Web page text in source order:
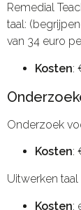
Remedial
taal:
van 34 euro
Kosten:
Onderzoek
Kosten:
Uitwerken
Kosten: